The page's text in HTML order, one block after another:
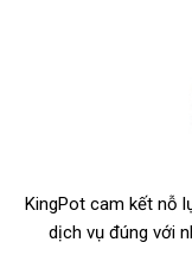
KingPot cam kết nỗ
dịch vụ đúng với